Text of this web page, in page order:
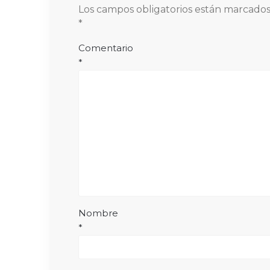
Los campos obligatorios están
*
Comentario
*
Nombre
*